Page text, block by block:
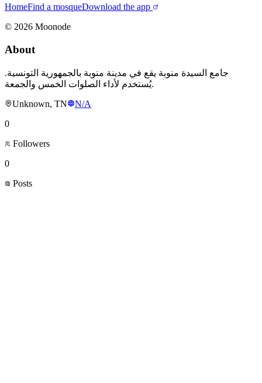
HomeFind a mosqueDownload the app
© 2026 Moonode
About
جامع السيدة منوبة يقع في مدينة منوبة بالجمهورية التونسية.
يُستخدم لأداء الصلوات الخمس والجمعة.
Unknown, TN
N/A
0
Followers
0
Posts